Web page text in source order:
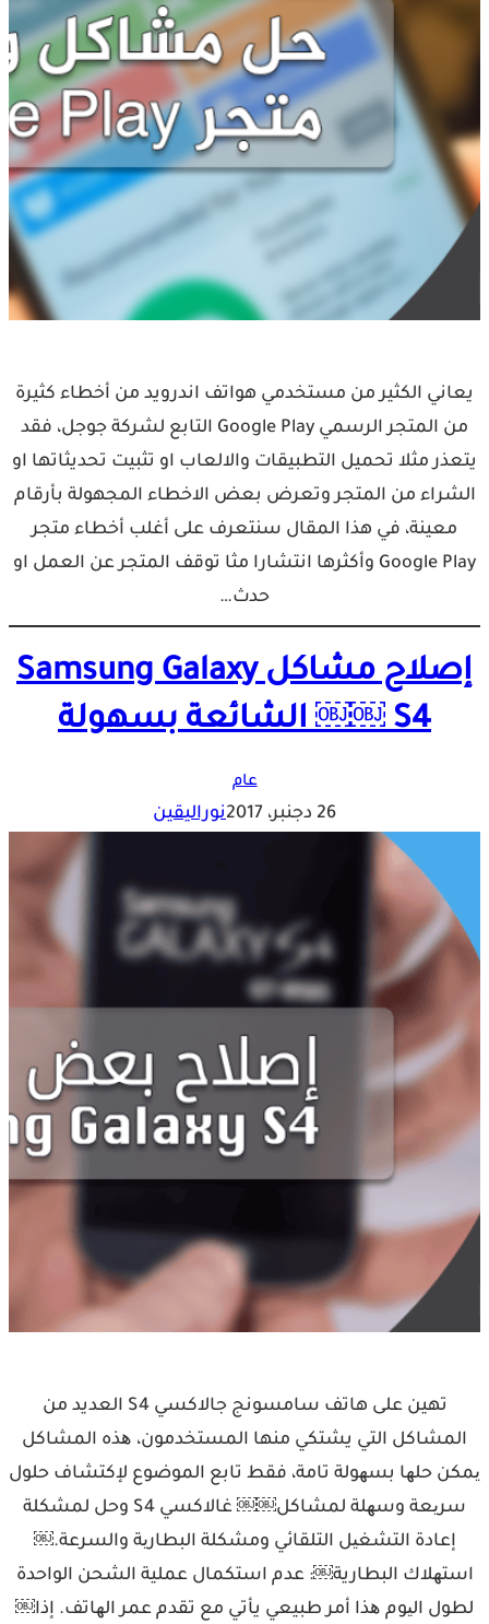
يعاني الكثير من مستخدمي هواتف اندرويد من أخطاء كثيرة
من المتجر الرسمي Google Play التابع لشركة جوجل، فقد
يتعذر مثلا تحميل التطبيقات والالعاب او تثبيت تحديثاتها او
الشراء من المتجر وتعرض بعض الاخطاء المجهولة بأرقام
معينة، في هذا المقال سنتعرف على أغلب أخطاء متجر
Google Play وأكثرها انتشارا مثا توقف المتجر عن العمل او
حدث…
إصلاح مشاكل Samsung Galaxy
￼￼ S4 الشائعة بسهولة
عام
26 دجنبر، 2017 نوراليقين
تهين على هاتف سامسونج جالاكسي S4 العديد من
المشاكل التي يشتكي منها المستخدمون، ھذه المشاكل
یمكن حلھا بسھولة تامة، فقط تابع الموضوع لإكتشاف حلول
سریعة وسھلة لمشاكل￼￼ غالاكسي S4 وحل لمشكلة
إعادة التشغیل التلقائي ومشكلة البطاریة والسرعة.￼
استھلاك البطارية￼: عدم استكمال عملية الشحن الواحدة
لطول الیوم ھذا أمر طبيعي يأتي مع تقدم عمر الھاتف. إذا￼